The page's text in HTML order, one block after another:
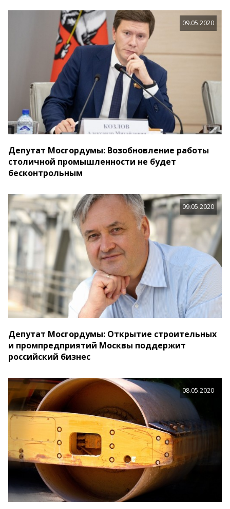
09.05.2020
Депутат Мосгордумы: Возобновление работы
столичной промышленности не будет
бесконтрольным
09.05.2020
Депутат Мосгордумы: Открытие строительных
и промпредприятий Москвы поддержит
российский бизнес
08.05.2020